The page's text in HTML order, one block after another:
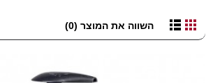
השווה את המוצר (0)